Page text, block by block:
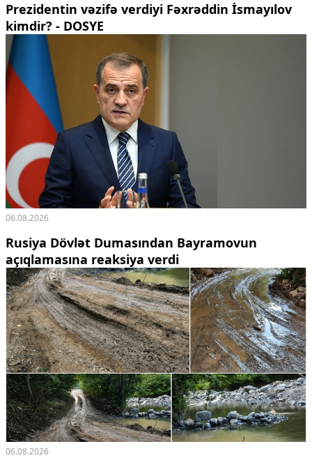
Prezidentin vəzifə verdiyi Fəxrəddin İsmayılov
kimdir? - DOSYE
06.08.2026
Rusiya Dövlət Dumasından Bayramovun
açıqlamasına reaksiya verdi
06.08.2026